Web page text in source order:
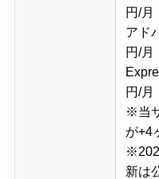
円/月
アド
円/月
円/月
※当
が+4
新は